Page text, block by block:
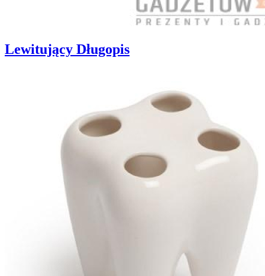
Lewitujący Długopis